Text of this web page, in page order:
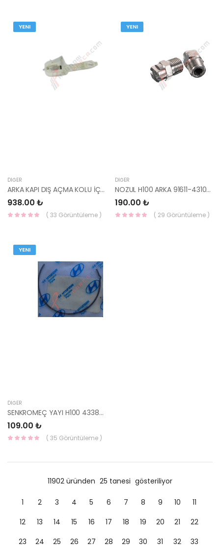
YENI
DIĞER
ARKA KAPI DIŞ AÇMA KOLU İÇ KEMİK RİO 17- 83665-H8000-HMC
938.00 ₺
( 33 Görüntüleme )
YENI
DIĞER
NOZUL H100 ARKA 91611-43100-HMC
190.00 ₺
( 29 Görüntüleme )
YENI
DIĞER
SENKROMEÇ YAYI H100 43387-4B000-HMC
109.00 ₺
( 35 Görüntüleme )
11902 üründen 25 tanesi gösteriliyor
1 2 3 4 5 6 7 8 9 10
11
12
13 14 15 16 17 18 19 20 21
22
23
24 25 26 27 28 29 30 31 32
33